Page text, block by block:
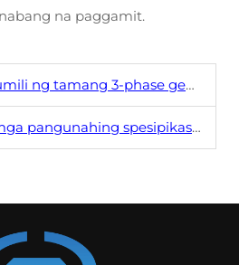
na paggamit.
3-phase generator para sa industriyal na gamit?
na dapat tingnan sa pamamagitan ng pagbili ng 3-phase generator?